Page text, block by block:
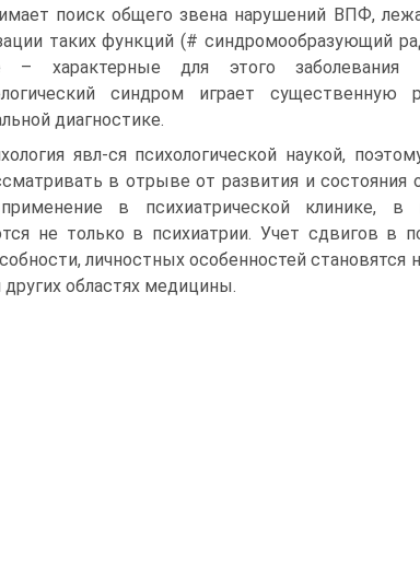
поиск общего звена нарушений ВПФ,
таких функций (# синдромообразующий
– характерные для этого заболевания
синдром играет
диагностике.
явл-ся психологической наукой,
в отрыве от развития и состояния
в психиатрической клинике,
не только в психиатрии. Учет сдвигов в
личностных особенностей
других областях медицины.